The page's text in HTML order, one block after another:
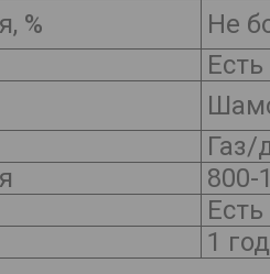
%
Не
Есть
Газ/
800-
Есть
1 год